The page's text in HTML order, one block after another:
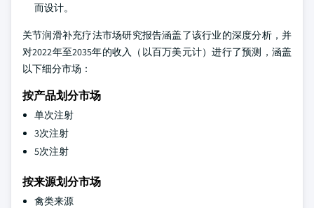
而设计。
关节润滑补充疗法市场研究报告涵盖了该行业的深度分析，并
对2022年至2035年的收入（以百万美元计）进行了预测，涵盖
以下细分市场：
按产品划分市场
单次注射
3次注射
5次注射
按来源划分市场
禽类来源